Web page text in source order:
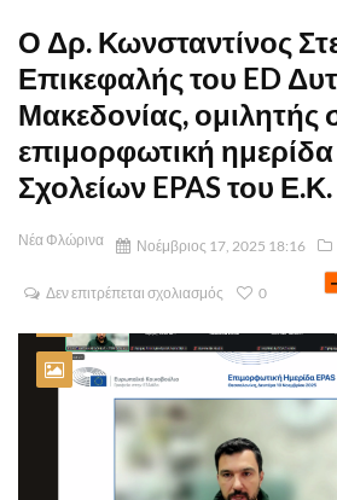
Ο Δρ. Κωνσταντίνος
Επικεφαλής του ED
Μακεδονίας, ομιλητής
επιμορφωτική
Σχολείων EPAS του Ε.Κ.
Νέα Φλώρινα Νοέμβριος 17, 2025 18:16
Δεν επιτρέπεται σχολιασμός 0